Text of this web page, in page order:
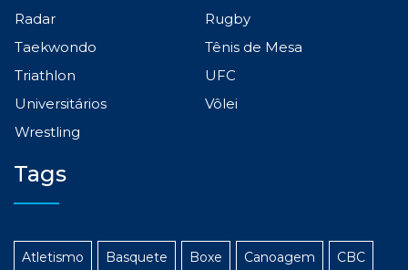
Radar
Rugby
Taekwondo
Tênis de Mesa
Triathlon
UFC
Universitários
Vôlei
Wrestling
Tags
Atletismo Basquete Boxe Canoagem CBC